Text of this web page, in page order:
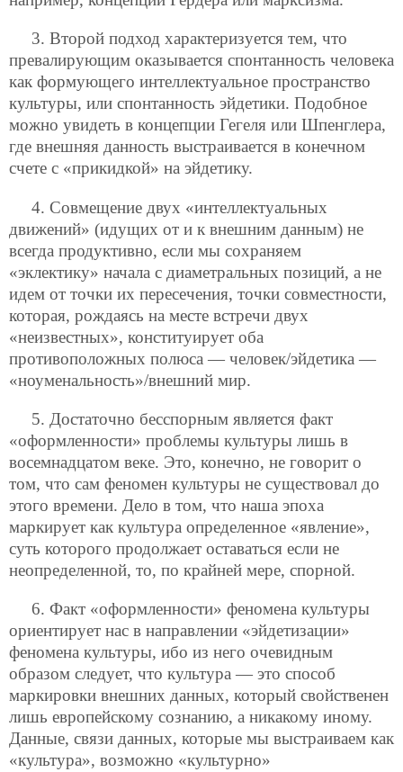
3. Второй подход характеризуется тем, что
превалирующим оказывается спонтанность человека
как формующего интеллектуальное пространство
культуры, или спонтанность эйдетики. Подобное
можно увидеть в концепции Гегеля или Шпенглера,
где внешняя данность выстраивается в конечном
счете с «прикидкой» на эйдетику.
4. Совмещение двух «интеллектуальных
движений» (идущих от и к внешним данным) не
всегда продуктивно, если мы сохраняем
«эклектику» начала с диаметральных позиций, а не
идем от точки их пересечения, точки совместности,
которая, рождаясь на месте встречи двух
«неизвестных», конституирует оба
противоположных полюса — человек/эйдетика —
«ноуменальность»/внешний мир.
5. Достаточно бесспорным является факт
«оформленности» проблемы культуры лишь в
восемнадцатом веке. Это, конечно, не говорит о
том, что сам феномен культуры не существовал до
этого времени. Дело в том, что наша эпоха
маркирует как культура определенное «явление»,
суть которого продолжает оставаться если не
неопределенной, то, по крайней мере, спорной.
6. Факт «оформленности» феномена культуры
ориентирует нас в направлении «эйдетизации»
феномена культуры, ибо из него очевидным
образом следует, что культура — это способ
маркировки внешних данных, который свойственен
лишь европейскому сознанию, а никакому иному.
Данные, связи данных, которые мы выстраиваем как
«культура», возможно «культурно»